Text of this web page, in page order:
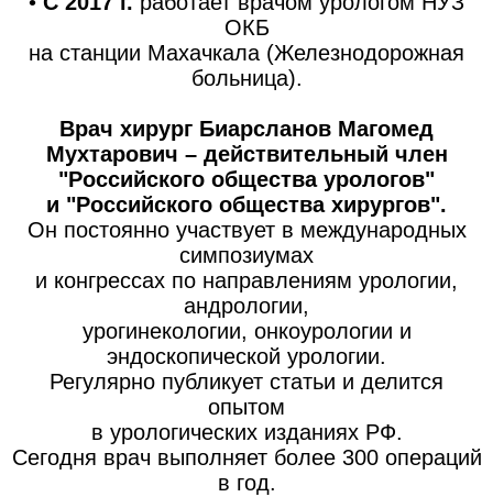
ОКБ
на станции Махачкала (Железнодорожная
больница).
Врач хирург Биарсланов Магомед
Мухтарович – действительный член
"Российского общества урологов"
и "Российского общества хирургов".
Он постоянно участвует в международных
симпозиумах
и конгрессах по направлениям урологии,
андрологии,
урогинекологии, онкоурологии и
эндоскопической урологии.
Регулярно публикует статьи и делится
опытом
в урологических изданиях РФ.
Сегодня врач выполняет более 300 операций
в год.